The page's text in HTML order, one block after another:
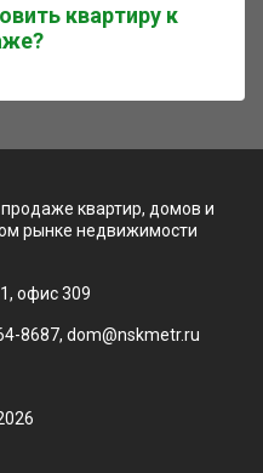
квартиру к
квартир, домов и
рынке недвижимости
офис 309
8687, dom@nskmetr.ru